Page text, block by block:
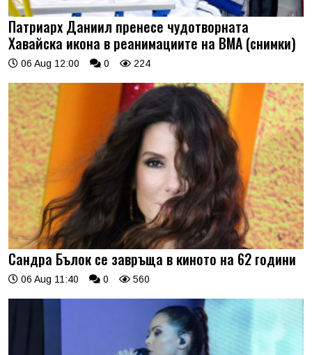
Патриарх Даниил пренесе чудотворната
Хавайска икона в реанимациите на ВМА (снимки)
06 Aug 12:00 0 224
Сандра Бълок се завръща в киното на 62 години
06 Aug 11:40 0 560